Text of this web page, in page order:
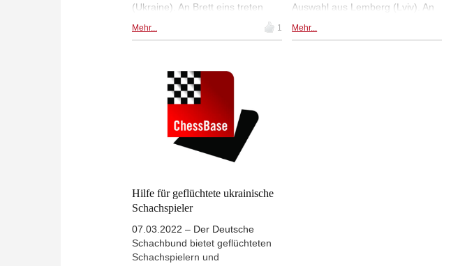
(Ukraine). An Brett eins treten
Ivanchuk gegeneinander an. Ab
Mehr... 1
Auswahl aus Lemberg (Lviv). An
Carlsen und Vasyl Ivanchuk
Mehr...
Hilfe für geflüchtete ukrainische
Schachspieler
07.03.2022 – Der Deutsche
Schachbund bietet geflüchteten
Schachspielern und